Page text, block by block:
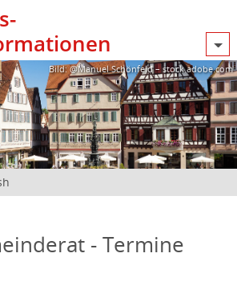
Bild: @Manuel Schönfeld – stock.adobe.com
- Termine